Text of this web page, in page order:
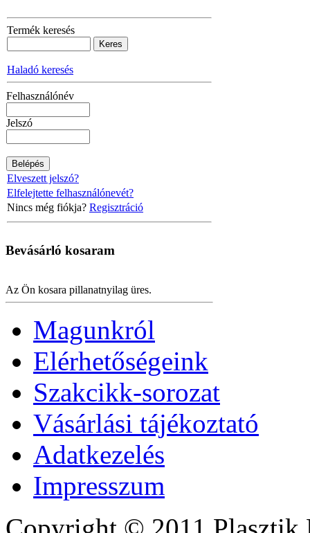
Termék keresés
Haladó keresés
Felhasználónév
Jelszó
Elveszett jelszó?
Elfelejtette felhasználónevét?
Nincs még fiókja? Regisztráció
Bevásárló kosaram
Az Ön kosara pillanatnyilag üres.
Magunkról
Elérhetőségeink
Szakcikk-sorozat
Vásárlási tájékoztató
Adatkezelés
Impresszum